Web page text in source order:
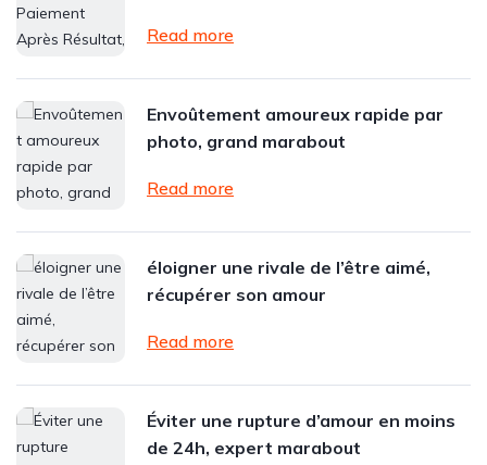
Read more
Envoûtement amoureux rapide par
photo, grand marabout
Read more
éloigner une rivale de l’être aimé,
récupérer son amour
Read more
Éviter une rupture d’amour en moins
de 24h, expert marabout